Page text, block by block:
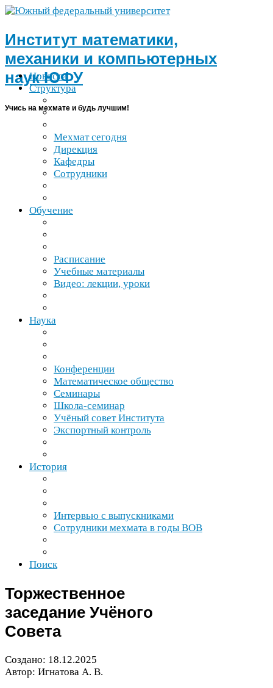
Институт математики,
механики и компьютерных
наукЮФУ
Учись на мехмате и будь лучшим!
Новости
Структура
Мехмат сегодня
Дирекция
Кафедры
Сотрудники
Обучение
Расписание
Учебные материалы
Видео: лекции, уроки
Наука
Конференции
Математическое общество
Семинары
Школа-​семинар
Учёный совет Института
Экспортный контроль
История
Интервью с выпускниками
Сотрудники мехмата в годы ВОВ
Поиск
Торжественное
заседание Учёного
Совета
Создано: 18.12.2025
Автор: Игнатова А. В.